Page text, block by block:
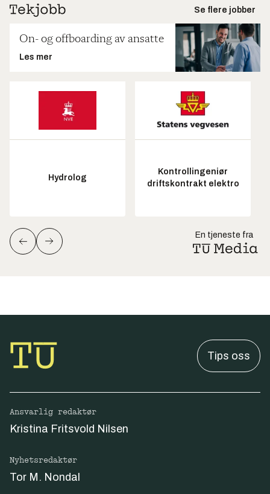
Se flere jobber
On- og offboarding av ansatte
Les mer
Hydrolog
Kontrollingeniør
driftskontrakt elektro
En tjeneste fra
Tips oss
Ansvarlig redaktør
Kristina Fritsvold Nilsen
Nyhetsredaktør
Tor M. Nondal